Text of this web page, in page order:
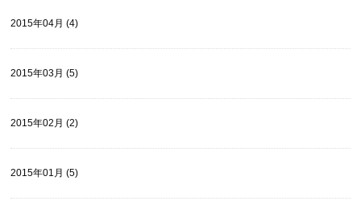
2015年04月 (4)
2015年03月 (5)
2015年02月 (2)
2015年01月 (5)